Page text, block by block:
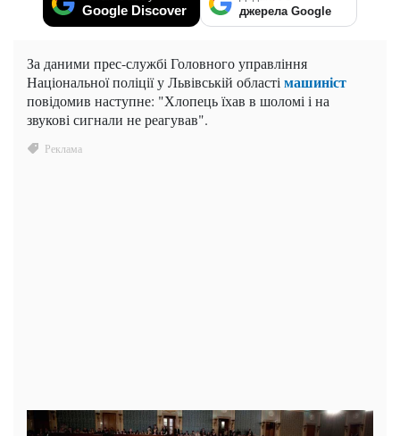
Google Discover джерела Google
За даними прес-службі Головного управління
Національної поліції у Львівській області машиніст
повідомив наступне: "Хлопець їхав в шоломі і на
звукові сигнали не реагував".